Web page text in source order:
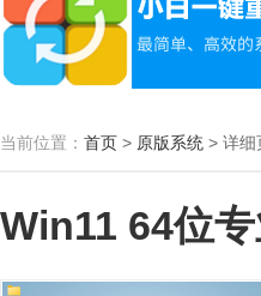
当前位置： 首页 > 原版系统 > 详细
Win11 64位